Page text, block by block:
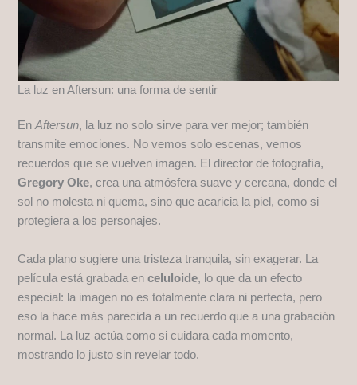
La luz en Aftersun: una forma de sentir
EnAftersun, la luz no solo sirve para ver mejor; también
transmite emociones. No vemos solo escenas, vemos
recuerdos que se vuelven imagen. El director de fotografía,
Gregory Oke, crea una atmósfera suave y cercana, donde el
sol no molesta ni quema, sino que acaricia la piel, como si
protegiera a los personajes.
Cada plano sugiere una tristeza tranquila, sin exagerar. La
película está grabada enceluloide, lo que da un efecto
especial: la imagen no es totalmente clara ni perfecta, pero
eso la hace más parecida a un recuerdo que a una grabación
normal. La luz actúa como si cuidara cada momento,
mostrando lo justo sin revelar todo.